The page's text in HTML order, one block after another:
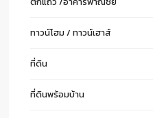
ทาวน์โฮม / ทาวน์เฮาส์
ที่ดิน
ที่ดินพร้อมบ้าน